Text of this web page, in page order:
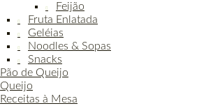
Feijão
Fruta Enlatada
Geléias
Noodles & Sopas
Snacks
Pão de Queijo
Queijo
Receitas à Mesa